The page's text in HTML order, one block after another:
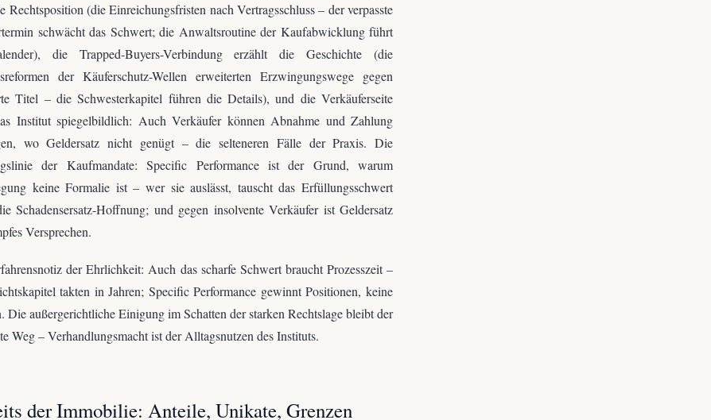
Rechtsposition (die Einreichungsfristen nach Vertragsschluss – der verpasste
schwächt das Schwert; die Anwaltsroutine der Kaufabwicklung führt
die Trapped-Buyers-Verbindung erzählt die Geschichte (die
der Käuferschutz-Wellen erweiterten Erzwingungswege gegen
Titel – die Schwesterkapitel führen die Details), und die Verkäuferseite
Institut spiegelbildlich: Auch Verkäufer können Abnahme und Zahlung
wo Geldersatz nicht genügt – die selteneren Fälle der Praxis. Die
der Kaufmandate: Specific Performance ist der Grund, warum
keine Formalie ist – wer sie auslässt, tauscht das Erfüllungsschwert
Schadensersatz-Hoffnung; und gegen insolvente Verkäufer ist Geldersatz
Versprechen.
der Ehrlichkeit: Auch das scharfe Schwert braucht Prozesszeit –
takten in Jahren; Specific Performance gewinnt Positionen, keine
Die außergerichtliche Einigung im Schatten der starken Rechtslage bleibt der
Weg – Verhandlungsmacht ist der Alltagsnutzen des Instituts.
der Immobilie: Anteile, Unikate, Grenzen